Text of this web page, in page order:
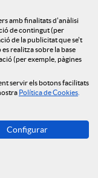
fons
des de l'adquisició
de cooperatives i
amb l'objectiu
laboral de
positiu i contribueix
i cohesionada, en
amb finalitats d'anàlisi
de contingut (per
de la publicitat que se't
realitza sobre la base
(per exemple, pàgines
servir els botons facilitats
Política de Cookies
Configurar